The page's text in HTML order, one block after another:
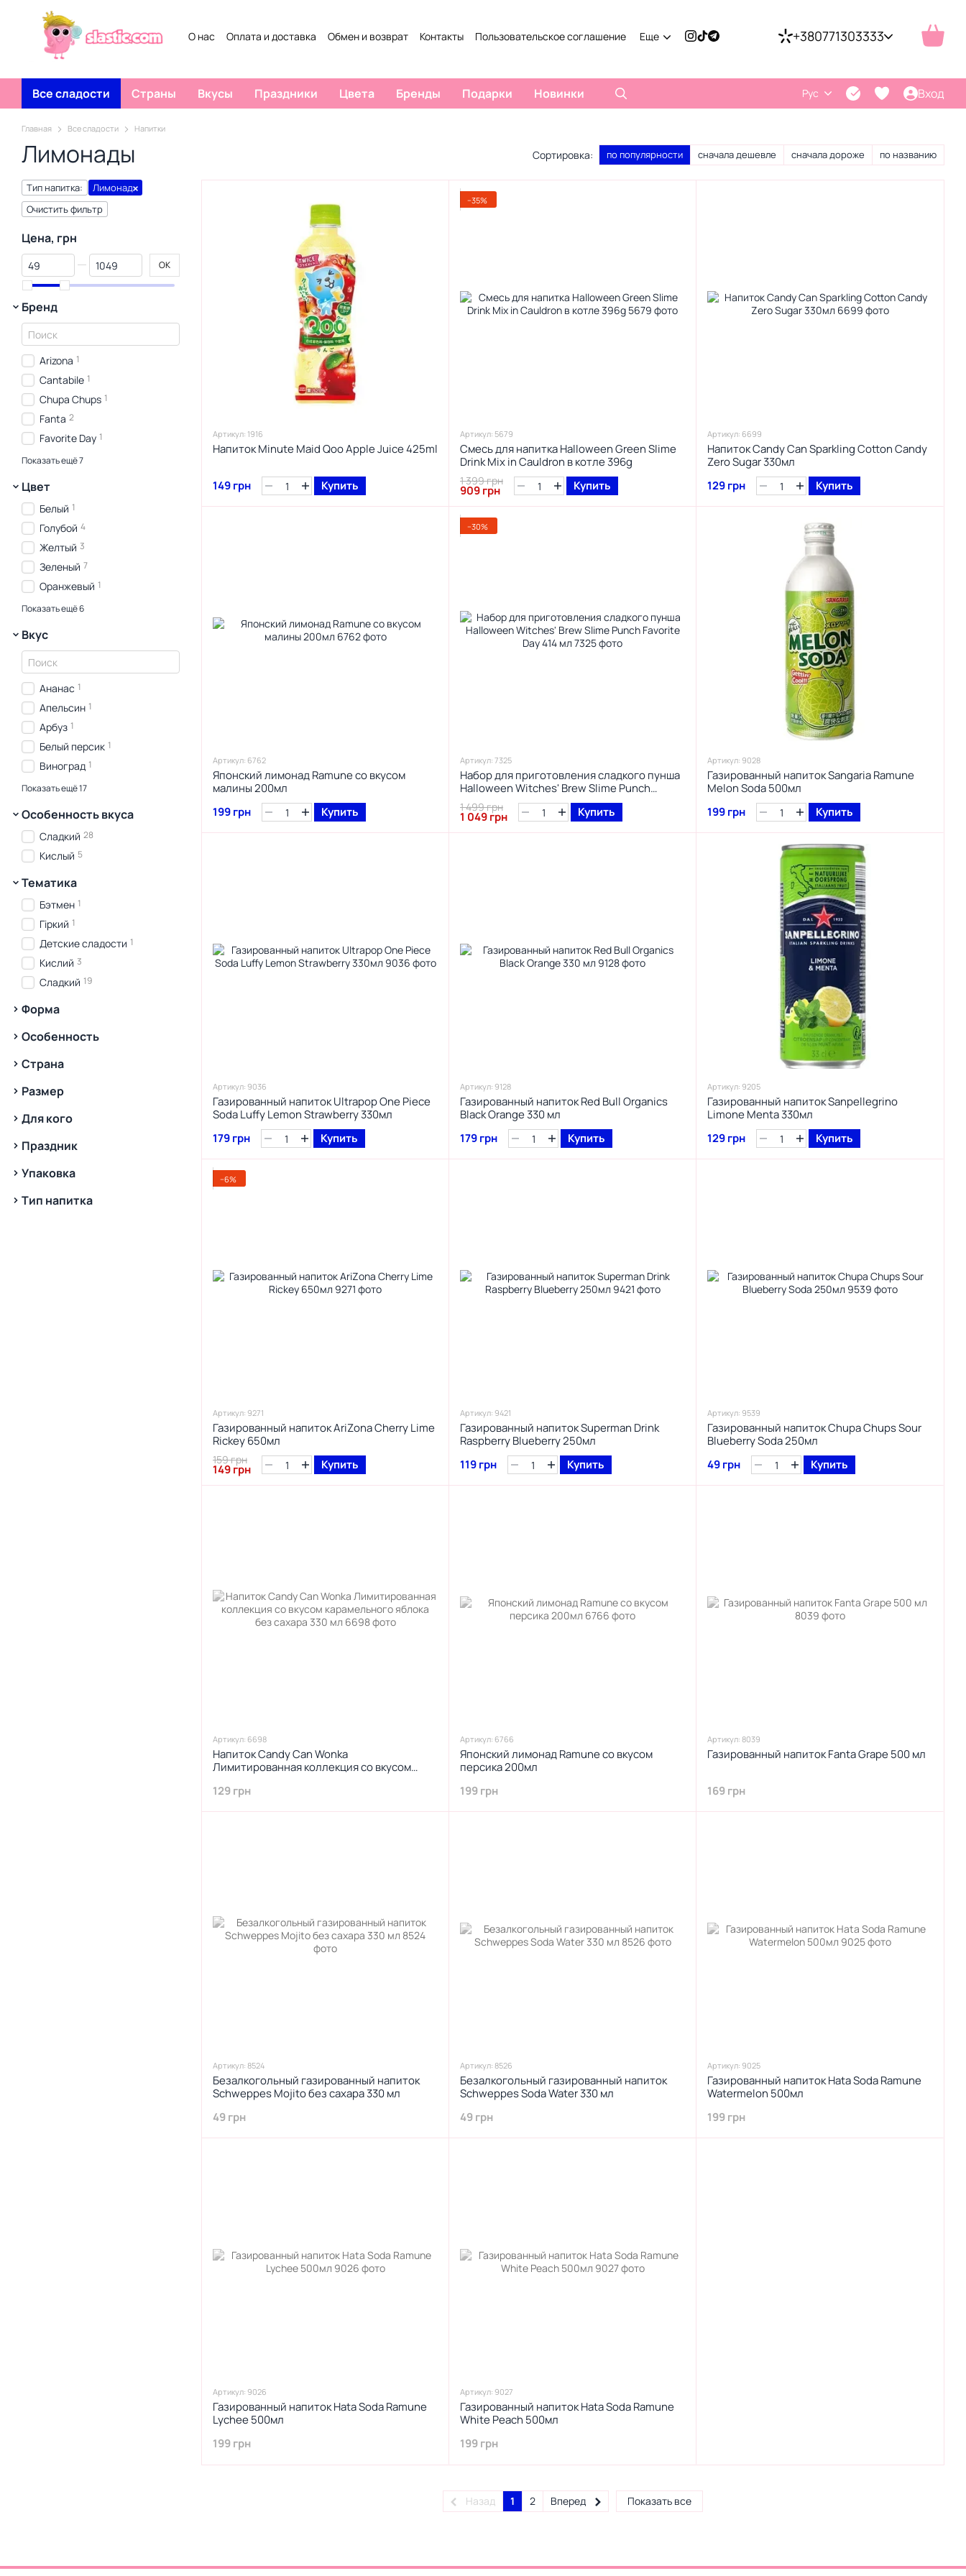
Перейти к основному контенту
О нас
Оплата и доставка Обмен и возврат Контакты Пользовательское соглашение Еще +380771303333
Все сладости Страны Вкусы Праздники Цвета Бренды Подарки Новинки Рус Вход
Главная Все сладости Напитки
Лимонады Сортировка: по популярности сначала дешевле сначала дороже по названию
Артикул: 1916
Напиток Minute Maid Qoo Apple Juice 425ml
149 грн Купить
−35%
Артикул: 5679
Смесь для напитка Halloween Green Slime
Drink Mix in Cauldron в котле 396g
1 399 грн
909 грн Купить
Артикул: 6699
Напиток Candy Can Sparkling Cotton Candy
Zero Sugar 330мл
129 грн
Купить
Артикул: 6762
Японский лимонад Ramune со вкусом
малины 200мл
199 грн
Купить
−30%
Артикул: 7325
Набор для приготовления сладкого пунша
Halloween Witches' Brew Slime Punch
Favorite Day 414 мл
1 499 грн
1 049 грн Купить
Артикул: 9028
Газированный напиток Sangaria Ramune
Melon Soda 500мл
199 грн
Купить
Артикул: 9036
Газированный напиток Ultrapop One Piece
Soda Luffy Lemon Strawberry 330мл
179 грн
Купить
Артикул: 9128
Газированный напиток Red Bull Organics
Black Orange 330 мл
179 грн
Купить
Артикул: 9205
Газированный напиток Sanpellegrino
Limone Menta 330мл
129 грн
Купить
−6%
Артикул: 9271
Газированный напиток AriZona Cherry Lime
Rickey 650мл
159 грн
149 грн Купить
Артикул: 9421
Газированный напиток Superman Drink
Raspberry Blueberry 250мл
119 грн
Купить
Артикул: 9539
Газированный напиток Chupa Chups Sour
Blueberry Soda 250мл
49 грн
Купить
Артикул: 6698
Напиток Candy Can Wonka
Лимитированная коллекция со вкусом
129 грн
Артикул: 6766
Японский лимонад Ramune со вкусом
персика 200мл
199 грн
Артикул: 8039
Газированный напиток Fanta Grape 500 мл
169 грн
Артикул: 8524
Безалкогольный газированный напиток
Schweppes Mojito без сахара 330 мл
49 грн
Артикул: 8526
Безалкогольный газированный напиток
Schweppes Soda Water 330 мл
49 грн
Артикул: 9025
Газированный напиток Hata Soda Ramune
Watermelon 500мл
199 грн
Артикул: 9026
Газированный напиток Hata Soda Ramune
Lychee 500мл
199 грн
Артикул: 9027
Газированный напиток Hata Soda Ramune
White Peach 500мл
199 грн
Назад 1 2 Вперед Показать все
Тип напитка:
Лимонад
Очистить фильтр
Цена, грн
От Цена, грн
До Цена, грн OK
Бренд
Arizona 1
Cantabile 1
Chupa Chups 1
Fanta 2
Favorite Day 1
Hata 3
Ramune
Red Bull
Sanpellegrino
Schweppes
Slime 1
Показать ещё 7
Цвет
Белый 1
Голубой 4
Желтый 3
Зеленый 7
Оранжевый 1
Розовый 4
Фиолетовый
Красный
Черный 2
Серый
Показать ещё 6
Вкус
Ананас 1
Апельсин 1
Арбуз 1
Белый персик 1
Виноград 1
Вишня 1
Диня 1
Зелене яблуко
Классический
Клубника
Кола 1
Лайм 3
Лимон 5
Личі 1
Малина 3
Мята
Персик 2
Яблоко
Показать ещё 17
Особенность вкуса
Сладкий 28
Кислый 5
Тематика
Бэтмен 1
Гіркий 1
Детские сладости 1
Кислий 3
Сладкий 19
Форма
Особенность
Страна
Размер
Для кого
Праздник
Упаковка
Тип напитка